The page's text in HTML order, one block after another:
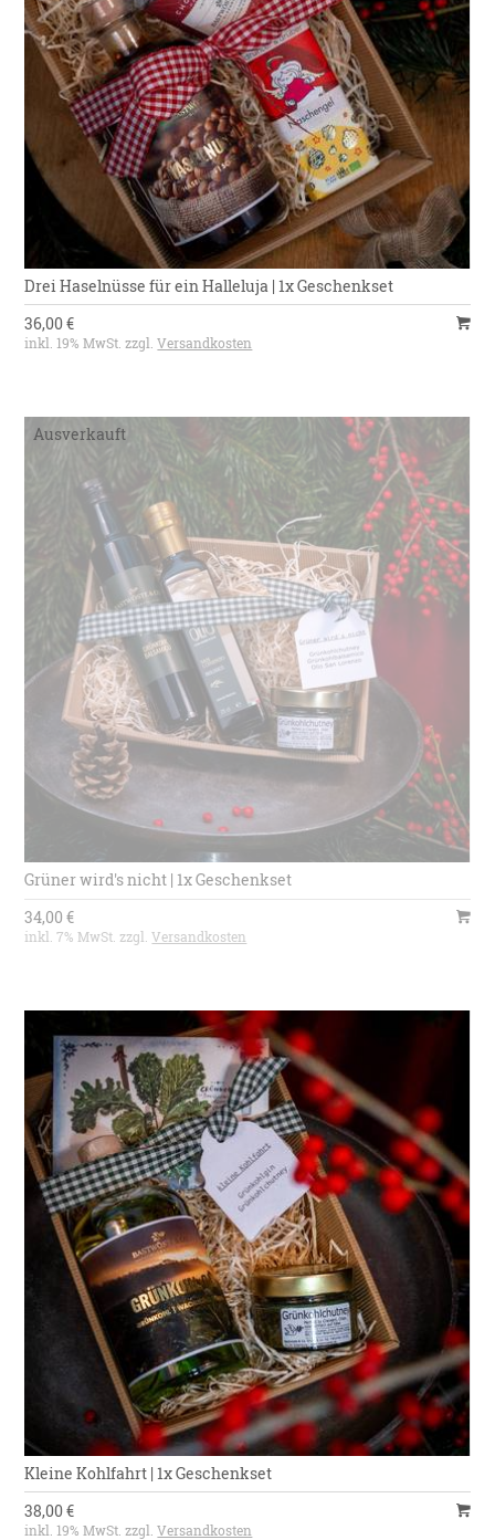
Drei Haselnüsse für ein Halleluja | 1x Geschenkset
36,00 €
inkl. 19% MwSt. zzgl.Versandkosten
Grüner wird's nicht | 1x Geschenkset
34,00 €
inkl. 7% MwSt. zzgl.Versandkosten
Kleine Kohlfahrt | 1x Geschenkset
38,00 €
inkl. 19% MwSt. zzgl.Versandkosten